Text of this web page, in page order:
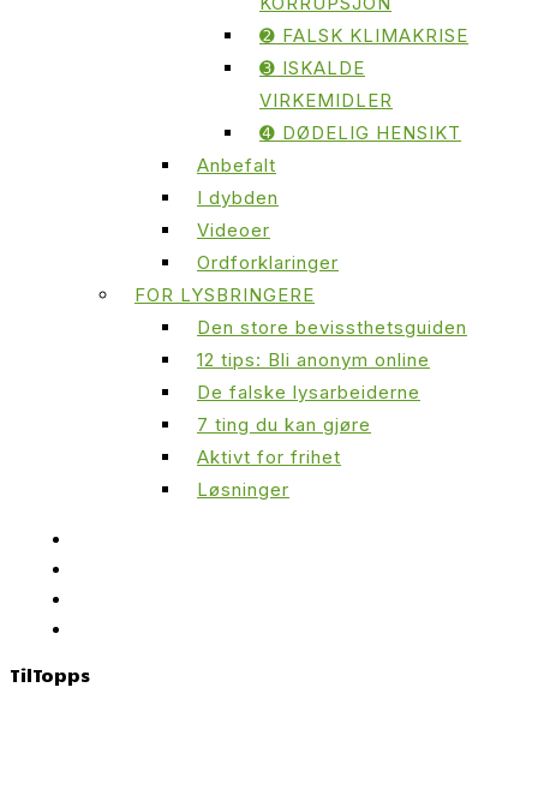
➋ FALSK KLIMAKRISE
➌ ISKALDE
VIRKEMIDLER
➍ DØDELIG HENSIKT
Anbefalt
I dybden
Videoer
Ordforklaringer
FOR LYSBRINGERE
Den store bevissthetsguiden
12 tips: Bli anonym online
De falske lysarbeiderne
7 ting du kan gjøre
Aktivt for frihet
Løsninger
TilTopps